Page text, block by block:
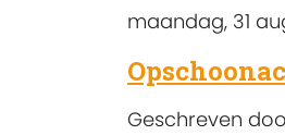
maandag, 31
Geschreven